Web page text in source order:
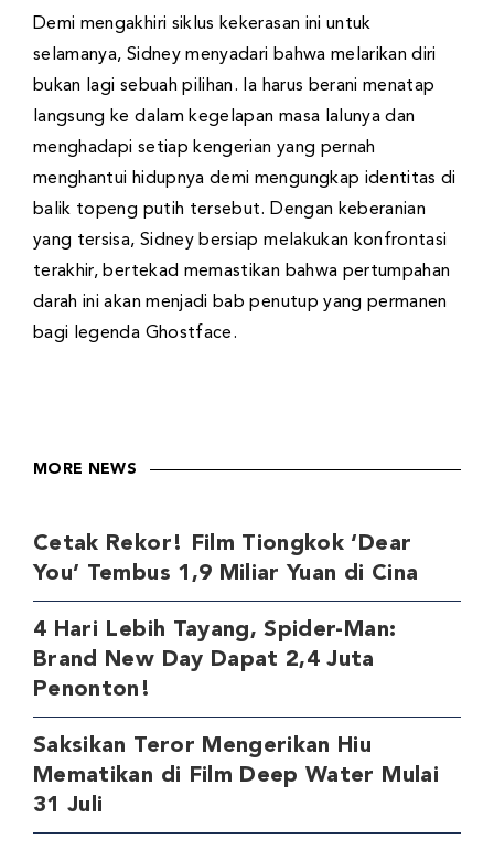
Demi mengakhiri siklus kekerasan ini untuk
selamanya, Sidney menyadari bahwa melarikan diri
bukan lagi sebuah pilihan. Ia harus berani menatap
langsung ke dalam kegelapan masa lalunya dan
menghadapi setiap kengerian yang pernah
menghantui hidupnya demi mengungkap identitas di
balik topeng putih tersebut. Dengan keberanian
yang tersisa, Sidney bersiap melakukan konfrontasi
terakhir, bertekad memastikan bahwa pertumpahan
darah ini akan menjadi bab penutup yang permanen
bagi legenda Ghostface.
MORE NEWS
Cetak Rekor! Film Tiongkok ‘Dear
You’ Tembus 1,9 Miliar Yuan di Cina
4 Hari Lebih Tayang, Spider-Man:
Brand New Day Dapat 2,4 Juta
Penonton!
Saksikan Teror Mengerikan Hiu
Mematikan di Film Deep Water Mulai
31 Juli